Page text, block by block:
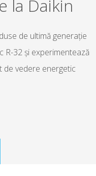
la Daikin
de ultimă generaţie
R-32 şi experimentează
de vedere energetic